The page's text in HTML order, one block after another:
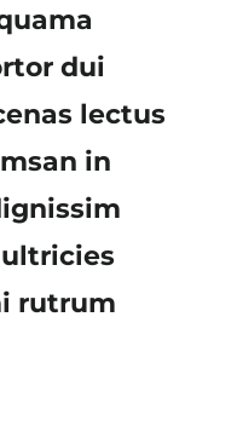
dui
lectus
in
rutrum